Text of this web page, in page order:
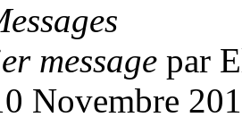
message par
Novembre